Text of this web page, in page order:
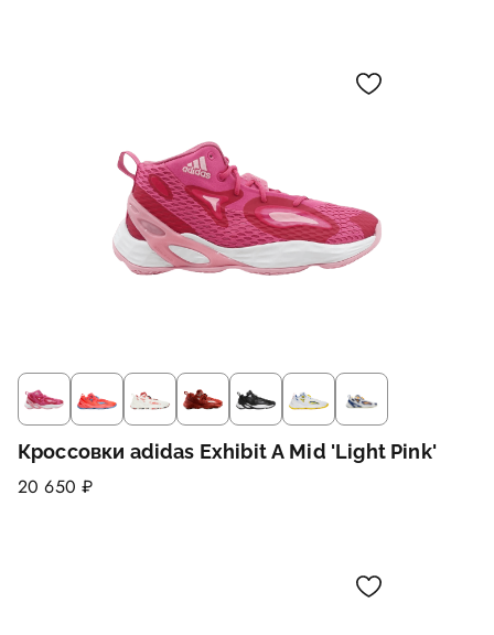
Кроссовки adidas Exhibit A Mid 'Light Pink'
20 650 ₽